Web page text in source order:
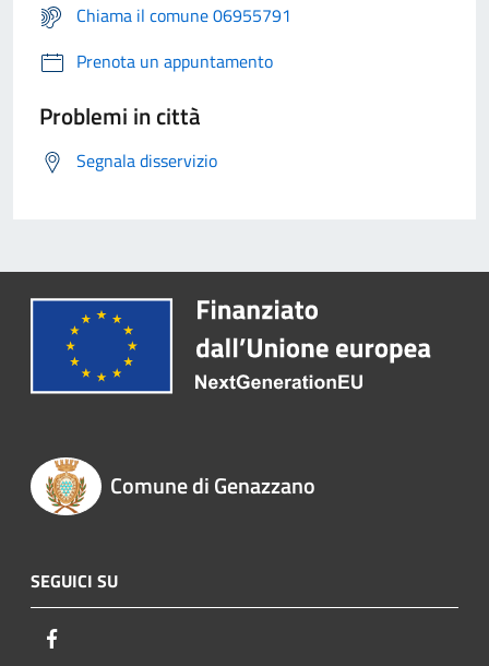
Chiama il comune 06955791
Prenota un appuntamento
Problemi in città
Segnala disservizio
Comune di Genazzano
SEGUICI SU